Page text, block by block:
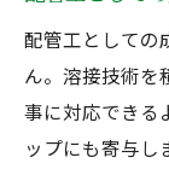
配管工としての
ん。溶接技術を
事に対応できる
ップにも寄与し